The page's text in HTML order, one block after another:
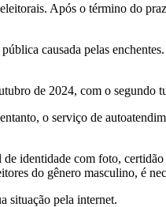
Após o término do
causada pelas
de 2024, com o
o serviço de
identidade com foto,
do gênero masculino, é
situação pela internet.